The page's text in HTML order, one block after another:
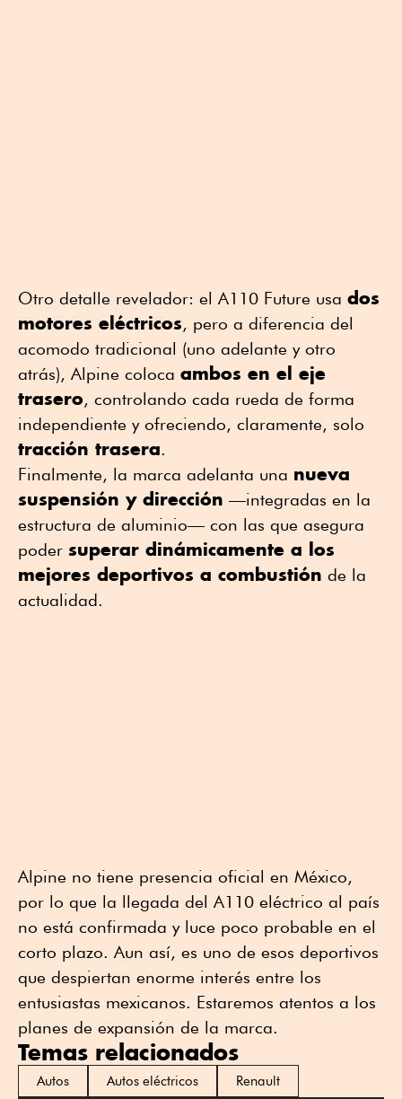
Otro detalle revelador: el A110 Future usa dos
motores eléctricos, pero a diferencia del
acomodo tradicional (uno adelante y otro
atrás), Alpine coloca ambos en el eje
trasero, controlando cada rueda de forma
independiente y ofreciendo, claramente, solo
tracción trasera.
Finalmente, la marca adelanta una nueva
suspensión y dirección —integradas en la
estructura de aluminio— con las que asegura
poder superar dinámicamente a los
mejores deportivos a combustión de la
actualidad.
Alpine no tiene presencia oficial en México,
por lo que la llegada del A110 eléctrico al país
no está confirmada y luce poco probable en el
corto plazo. Aun así, es uno de esos deportivos
que despiertan enorme interés entre los
entusiastas mexicanos. Estaremos atentos a los
planes de expansión de la marca.
Temas relacionados
Autos Autos eléctricos Renault